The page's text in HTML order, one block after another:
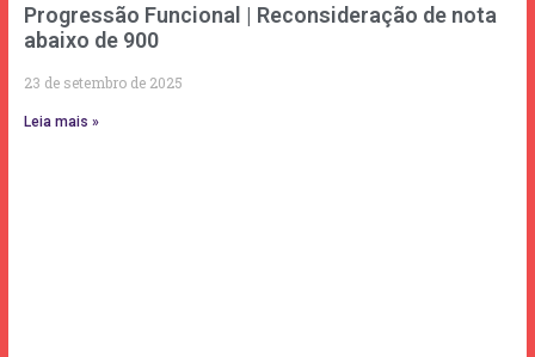
Progressão Funcional | Reconsideração de nota
abaixo de 900
23 de setembro de 2025
Leia mais »